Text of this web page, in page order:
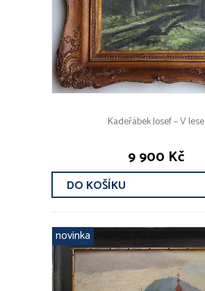
1890 - 1940
od r. 1940
současnost
FILTROVAT
AUTOŘI A ZNAČKY
Jaromír Mára (1x)
Josef Kadeřábek (1x)
Jan Dědina (1x)
VŠICHNI AUTOŘI
Kadeřábek Josef – V lese
9 900 Kč
DO KOŠÍKU
novinka